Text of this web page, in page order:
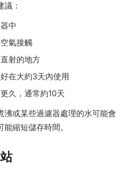
：
中
氣接觸
射的地方
在大約3天內使用
久，通常約10天
沸或某些過濾器處理的水可能會
縮短儲存時間。